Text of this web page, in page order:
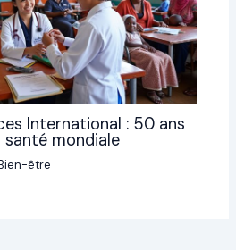
International : 50 ans
santé mondiale
être